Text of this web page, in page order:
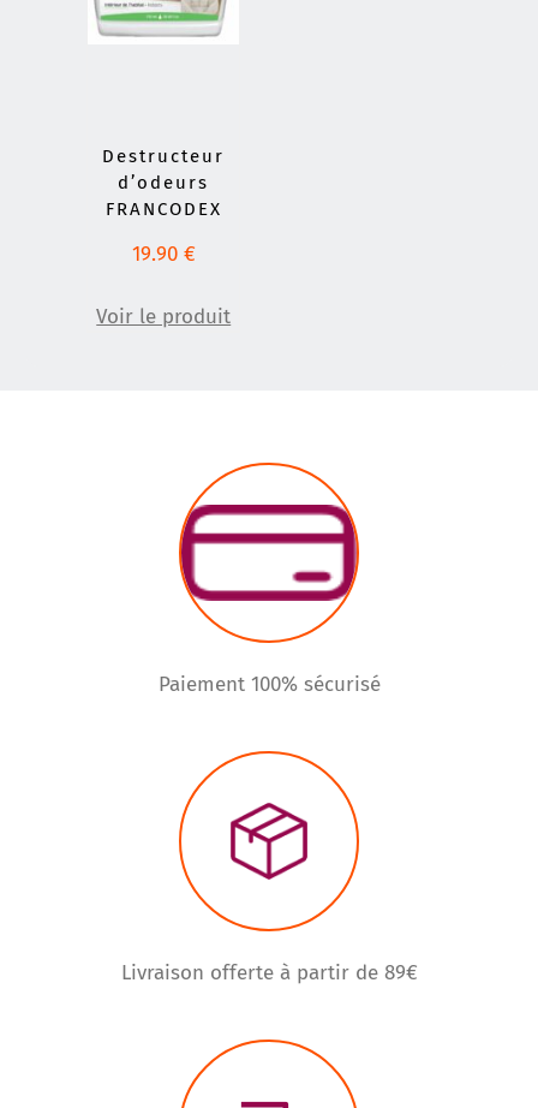
Destructeur
d’odeurs
FRANCODEX
19.90 €
Voir le produit
Paiement 100% sécurisé
Livraison offerte à partir de 89€